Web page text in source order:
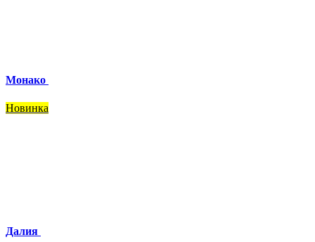
Монако
Новинка
Далия